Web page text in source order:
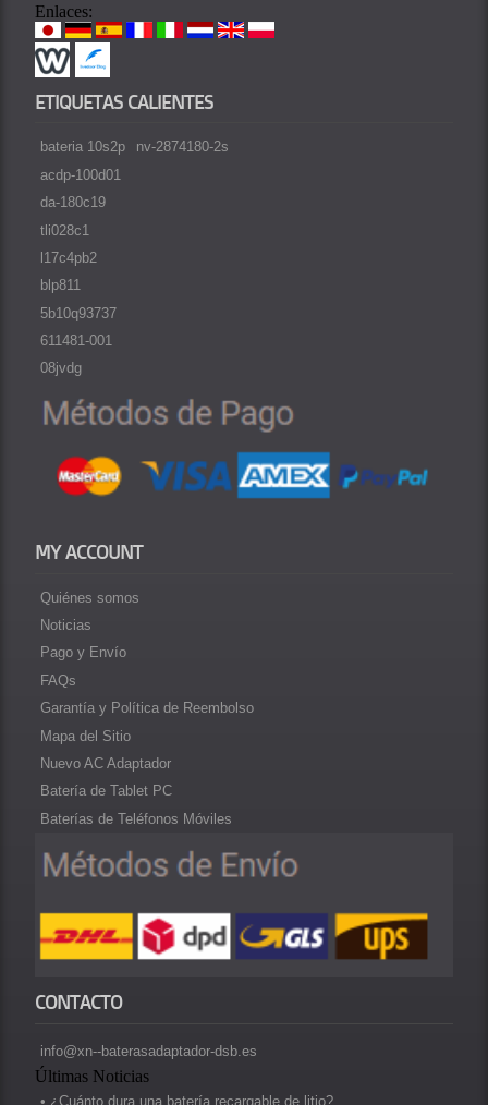
Enlaces:
ETIQUETAS CALIENTES
bateria 10s2p
acdp-100d01
da-180c19
tli028c1
l17c4pb2
blp811
5b10q93737
611481-001
08jvdg
nv-2874180-2s
MY ACCOUNT
Quiénes somos
Noticias
Pago y Envío
FAQs
Garantía y Política de Reembolso
Mapa del Sitio
Nuevo AC Adaptador
Batería de Tablet PC
Baterías de Teléfonos Móviles
CONTACTO
info@xn--baterasadaptador-dsb.es
Últimas Noticias
• ¿Cuánto dura una batería recargable de litio?